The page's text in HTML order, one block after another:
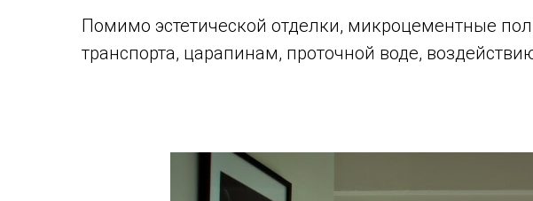
Помимо эстетической отделки, микроцементные
транспорта, царапинам, проточной воде,